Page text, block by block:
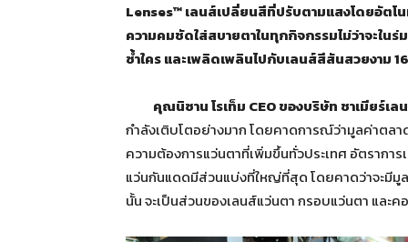
Lenses™ เลนส์เปลี่ยนสีที่ปรับตามแสงโดยอัตโ
ความคมชัดใส่สบายตาในทุกกิจกรรมไม่ว่าจะใ
ซ้ำใคร และเพลิดเพลินไปกับเลนส์สีสันสวยงาม
คุณนิซาน โรเท็ม CEO ของบริษัท ชาเมียร์เ
กำลังเติบโตอย่างมาก โดยคาดการณ์ว่ามูลค่าตล
ความต้องการแว่นตาที่เพิ่มขึ้นทั่วประเทศ อัตรากา
แว่นกันแดดมีส่วนแบ่งที่ใหญ่ที่สุด โดยคาดว่าจะมีมู
นั้น จะเป็นส่วนของเลนส์แว่นตา กรอบแว่นตา และ